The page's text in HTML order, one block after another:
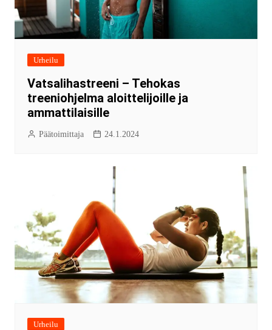
Urheilu
Vatsalihastreeni – Tehokas
treeniohjelma aloittelijoille ja
ammattilaisille
Päätoimittaja 24.1.2024
Urheilu